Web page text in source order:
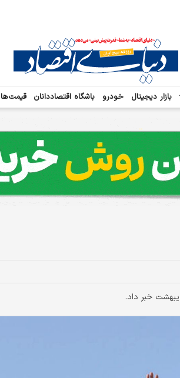
بازار دیجیتال خودرو باشگاه اقتصاددانان قیمت‌ها